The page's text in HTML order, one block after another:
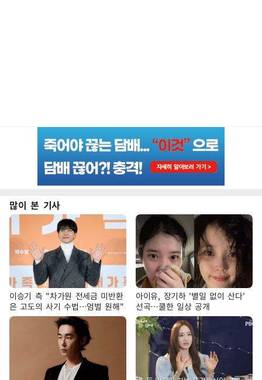
많이 본 기사
이승기 측 "차가원 전세금 미반환
은 고도의 사기 수법…엄벌 원해"
아이유, 장기하 '별일 없이 산다'
선곡…쿨한 일상 공개